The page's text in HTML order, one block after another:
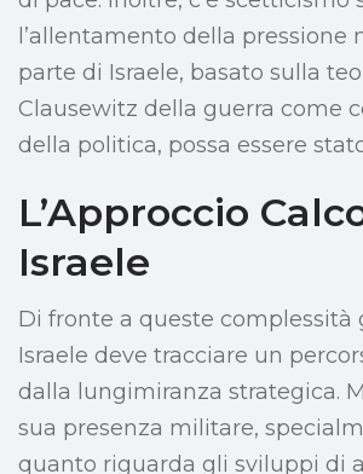
l’allentamento della pressione
parte di Israele, basato sulla
Clausewitz della guerra come
della politica, possa essere
L’Approccio
Israele
Di fronte a queste complessità
Israele deve tracciare un
dalla lungimiranza strategica.
sua presenza militare,
quanto riguarda gli sviluppi di